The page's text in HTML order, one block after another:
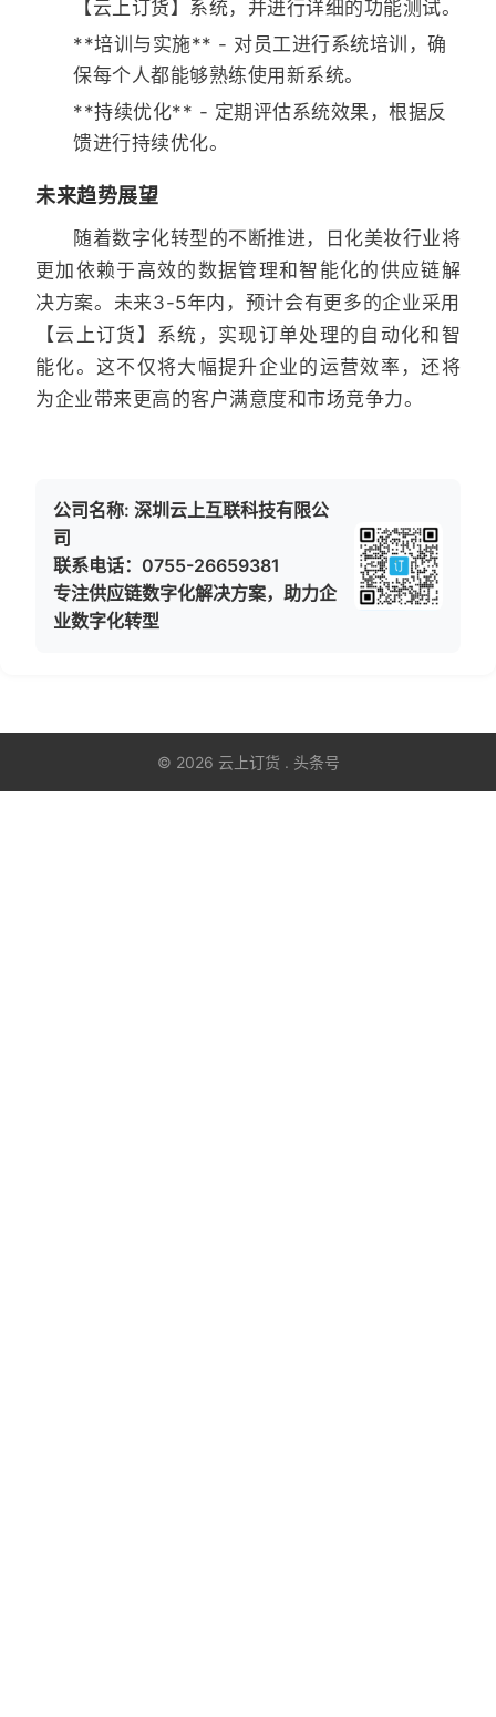
【云上订货】系统，并进行详细的功能测试。
**培训与实施** - 对员工进行系统培训，确
保每个人都能够熟练使用新系统。
**持续优化** - 定期评估系统效果，根据反
馈进行持续优化。
未来趋势展望
随着数字化转型的不断推进，日化美妆行业将
更加依赖于高效的数据管理和智能化的供应链解
决方案。未来3-5年内，预计会有更多的企业采用
【云上订货】系统，实现订单处理的自动化和智
能化。这不仅将大幅提升企业的运营效率，还将
为企业带来更高的客户满意度和市场竞争力。
公司名称: 深圳云上互联科技有限公
司
联系电话：0755-26659381
专注供应链数字化解决方案，助力企
业数字化转型
© 2026 云上订货 . 头条号